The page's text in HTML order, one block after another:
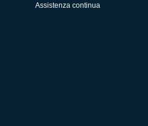
Assistenza continua